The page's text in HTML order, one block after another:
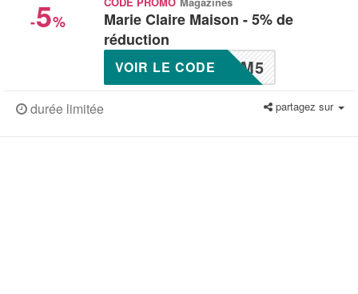
-5%
Marie Claire Maison - 5% de
réduction
CM5
VOIR LE CODE
durée limitée partagez sur